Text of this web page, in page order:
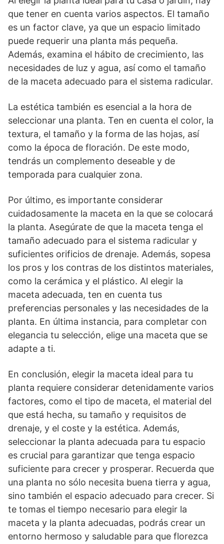
que tener en cuenta varios aspectos. El tamaño
es un factor clave, ya que un espacio limitado
puede requerir una planta más pequeña.
Además, examina el hábito de crecimiento, las
necesidades de luz y agua, así como el tamaño
de la maceta adecuado para el sistema radicular.
La estética también es esencial a la hora de
seleccionar una planta. Ten en cuenta el color, la
textura, el tamaño y la forma de las hojas, así
como la época de floración. De este modo,
tendrás un complemento deseable y de
temporada para cualquier zona.
Por último, es importante considerar
cuidadosamente la maceta en la que se colocará
la planta. Asegúrate de que la maceta tenga el
tamaño adecuado para el sistema radicular y
suficientes orificios de drenaje. Además, sopesa
los pros y los contras de los distintos materiales,
como la cerámica y el plástico. Al elegir la
maceta adecuada, ten en cuenta tus
preferencias personales y las necesidades de la
planta. En última instancia, para completar con
elegancia tu selección, elige una maceta que se
adapte a ti.
En conclusión, elegir la maceta ideal para tu
planta requiere considerar detenidamente varios
factores, como el tipo de maceta, el material del
que está hecha, su tamaño y requisitos de
drenaje, y el coste y la estética. Además,
seleccionar la planta adecuada para tu espacio
es crucial para garantizar que tenga espacio
suficiente para crecer y prosperar. Recuerda que
una planta no sólo necesita buena tierra y agua,
sino también el espacio adecuado para crecer. Si
te tomas el tiempo necesario para elegir la
maceta y la planta adecuadas, podrás crear un
entorno hermoso y saludable para que florezca